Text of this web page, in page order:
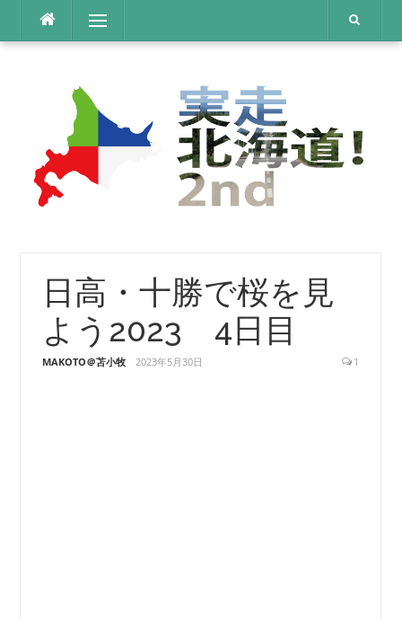
テ
メニュー
日高・十勝で桜を見
よう2023 4日目
MAKOTO＠苫小牧 2023年5月30日 1